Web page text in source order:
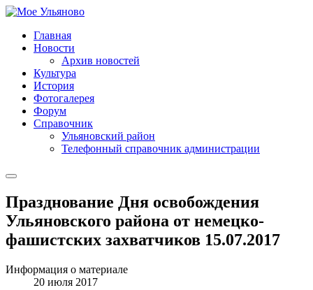
Главная
Новости
Архив новостей
Культура
История
Фотогалерея
Форум
Справочник
Ульяновский район
Телефонный справочник администрации
Празднование Дня освобождения
Ульяновского района от немецко-
фашистских захватчиков 15.07.2017
Информация о материале
20 июля 2017